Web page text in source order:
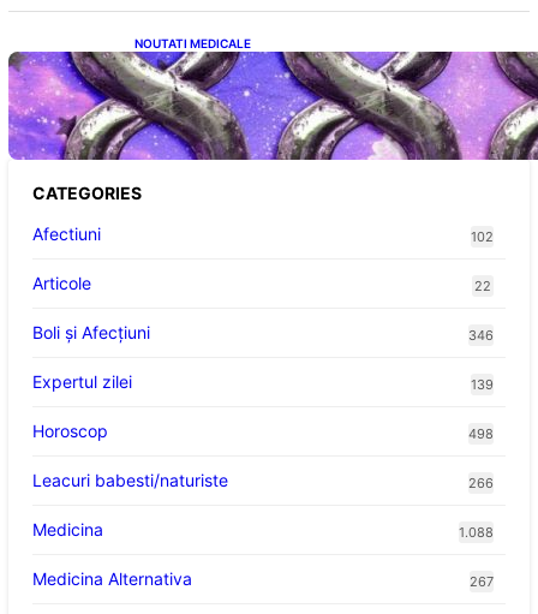
NOUTATI MEDICALE
Energia Banilor și a Norocului: Ce să Eviți pe
8 August pentru a Nu Bloca Fluxul
Prosperității
CATEGORIES
Afectiuni
102
Articole 22
Boli și Afecțiuni 346
Expertul zilei 139
Horoscop 498
Leacuri babesti/naturiste 266
Medicina 1.088
Medicina Alternativa 267